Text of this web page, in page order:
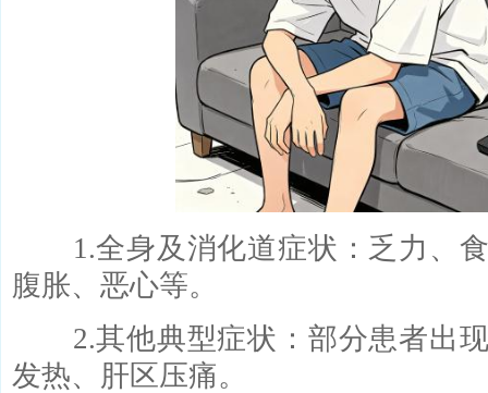
1.全身及消化道症状：乏力、食
腹胀、恶心等。
2.其他典型症状：部分患者出现
发热、肝区压痛。